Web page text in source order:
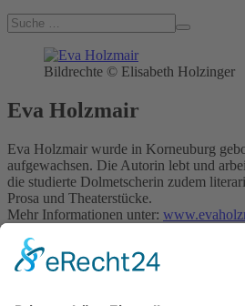
Bildrechte © Elisabeth Holzinger
Eva Holzmair
Eva Holzmair wurde in Korneuburg
aufgewachsen. Die Autorin lebt und
die studierte Dolmetscherin zudem
Prosa und Theaterstücke.
Mehr Informationen unter:
Autorenhomepage